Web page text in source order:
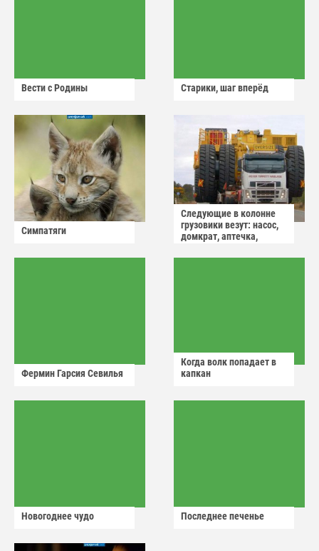
Вести с Родины Старики, шаг вперёд
Симпатяги
Следующие в колонне
грузовики везут: насос,
домкрат, аптечка,
Фермин Гарсия Севилья
Когда волк попадает в
капкан
Новогоднее чудо Последнее печенье